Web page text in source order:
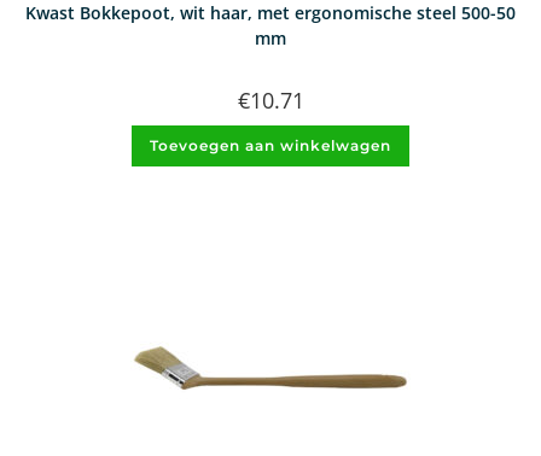
Kwast Bokkepoot, wit haar, met ergonomische steel 500-50
mm
€10.71
Toevoegen aan winkelwagen